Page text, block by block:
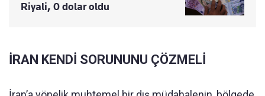
Riyali, 0 dolar oldu
İRAN KENDİ SORUNUNU ÇÖZMELİ